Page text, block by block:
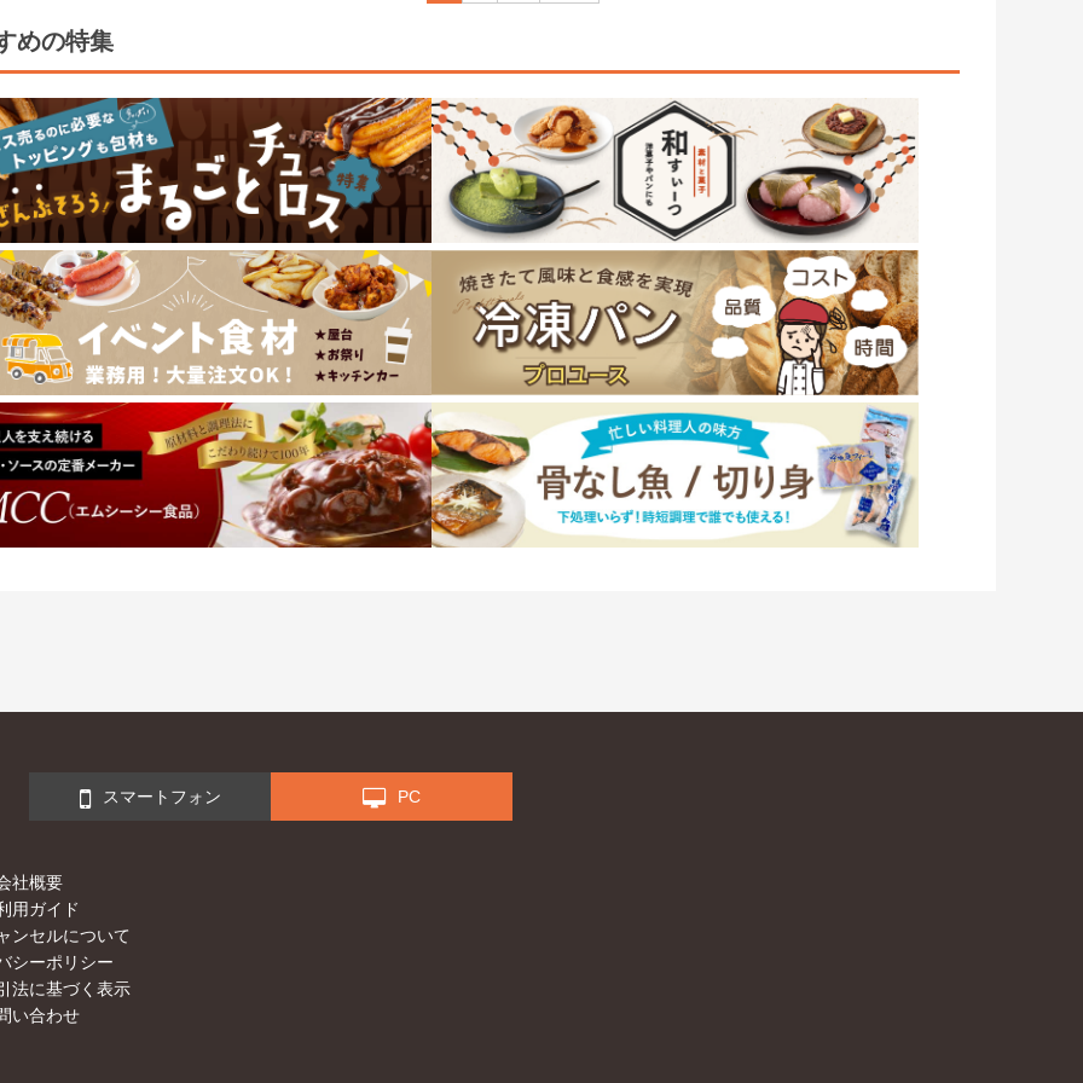
めの特集
スマートフォン PC
社概要
用ガイド
ンセルについて
シーポリシー
法に基づく表示
い合わせ